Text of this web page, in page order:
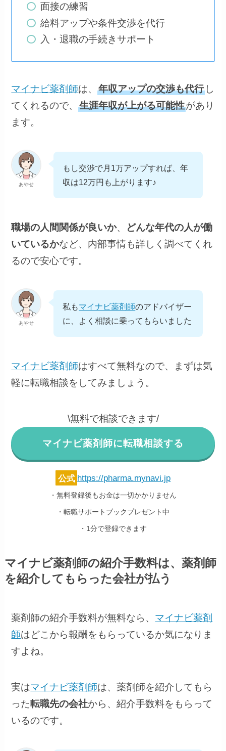
面接の練習
給料アップや条件交渉を代行
入・退職の手続きサポート
マイナビ薬剤師は、年収アップの交渉も代行 し
てくれるので、生涯年収が上がる可能性があり
ます。
あやせ
もし交渉で月1万アップすれば、年
収は12万円も上がります♪
職場の人間関係が良いか、
どんな年代の人が働
いているかなど、内部事情も詳しく調べてくれ
るので安心です。
あやせ
私もマイナビ薬剤師のアドバイザー
に、よく相談に乗ってもらいました
マイナビ薬剤師はすべて無料なので、まずは気
軽に転職相談をしてみましょう。
\無料で相談できます/
マイナビ薬剤師に転職相談する
公式 https://pharma.mynavi.jp
・無料登録後もお金は一切かかりません
・転職サポートブックプレゼント中
・1分で登録できます
マイナビ薬剤師の紹介手数料は、薬剤師
を紹介してもらった会社が払う
薬剤師の紹介手数料が無料なら、 マイナビ薬剤
師はどこから報酬をもらっているか気になりま
すよね。
実はマイナビ薬剤師は、薬剤師を紹介してもら
った転職先の会社から、紹介手数料をもらって
いるのです。